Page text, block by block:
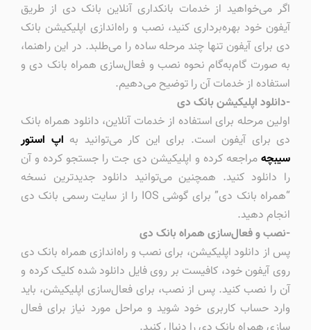
اگر می‌خواهید از خدمات بانکداری آنلاین بانک دی از طریق
آیفون خود بهره‌برداری کنید، نصب و راه‌اندازی اپلیکیشن بانک
دی برای آیفون تنها چند مرحله ساده را می‌طلبد. در این راهنما،
به صورت گام‌به‌گام نحوه نصب و فعال‌سازی همراه بانک دی و
استفاده از خدمات آن را توضیح می‌دهیم.
-دانلود اپلیکیشن بانک دی
اولین مرحله برای استفاده از خدمات آنلاین، دانلود همراه بانک
دی برای آیفون است. برای این کار می‌توانید به اپ استور
سیبچه مراجعه کرده و اپلیکیشن دی جت را جستجو کرده و آن
را دانلود کنید. همچنین می‌توانید دانلود جدیدترین نسخه
“همراه بانک دی” برای گوشی IOS را از سایت رسمی بانک دی
انجام دهید.
-نصب و فعال‌سازی همراه بانک دی
پس از دانلود اپلیکیشن، برای نصب و راه‌اندازی همراه بانک دی
روی آیفون خود، کافیست بر روی فایل دانلود شده کلیک کرده و
آن را نصب کنید. پس از نصب، برای فعال‌سازی اپلیکیشن، باید
وارد حساب کاربری خود شوید و مراحل مورد نیاز برای فعال